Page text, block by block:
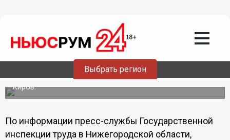
Выбрать регион
КамАЗ насмерть сбил дорожного
рабочего в Нижегородской области
Закончено расследование смертельного несчастного
случая, произошедшего с дорожным рабочим во время
ремонтных работ в Семеновском районе на 111-ом
километре автодороги Нижний Новгород - Шахунья -
Киров.
По информации пресс-службы Государственной
инспекции труда в Нижегородской области,